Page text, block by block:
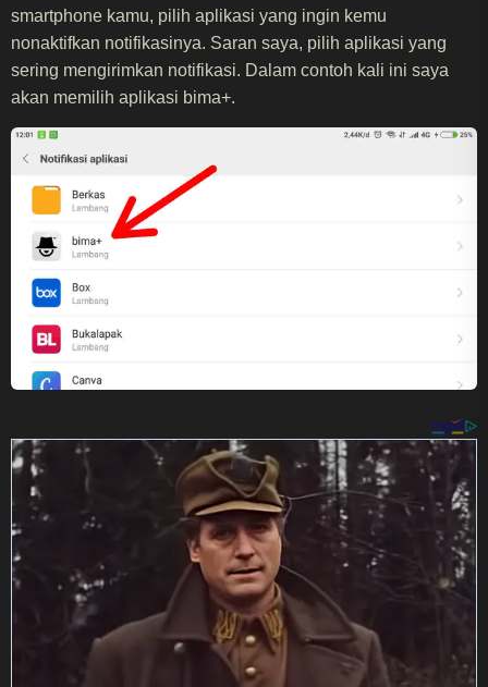
smartphone kamu, pilih aplikasi yang ingin kemu
nonaktifkan notifikasinya. Saran saya, pilih aplikasi yang
sering mengirimkan notifikasi. Dalam contoh kali ini saya
akan memilih aplikasi bima+.